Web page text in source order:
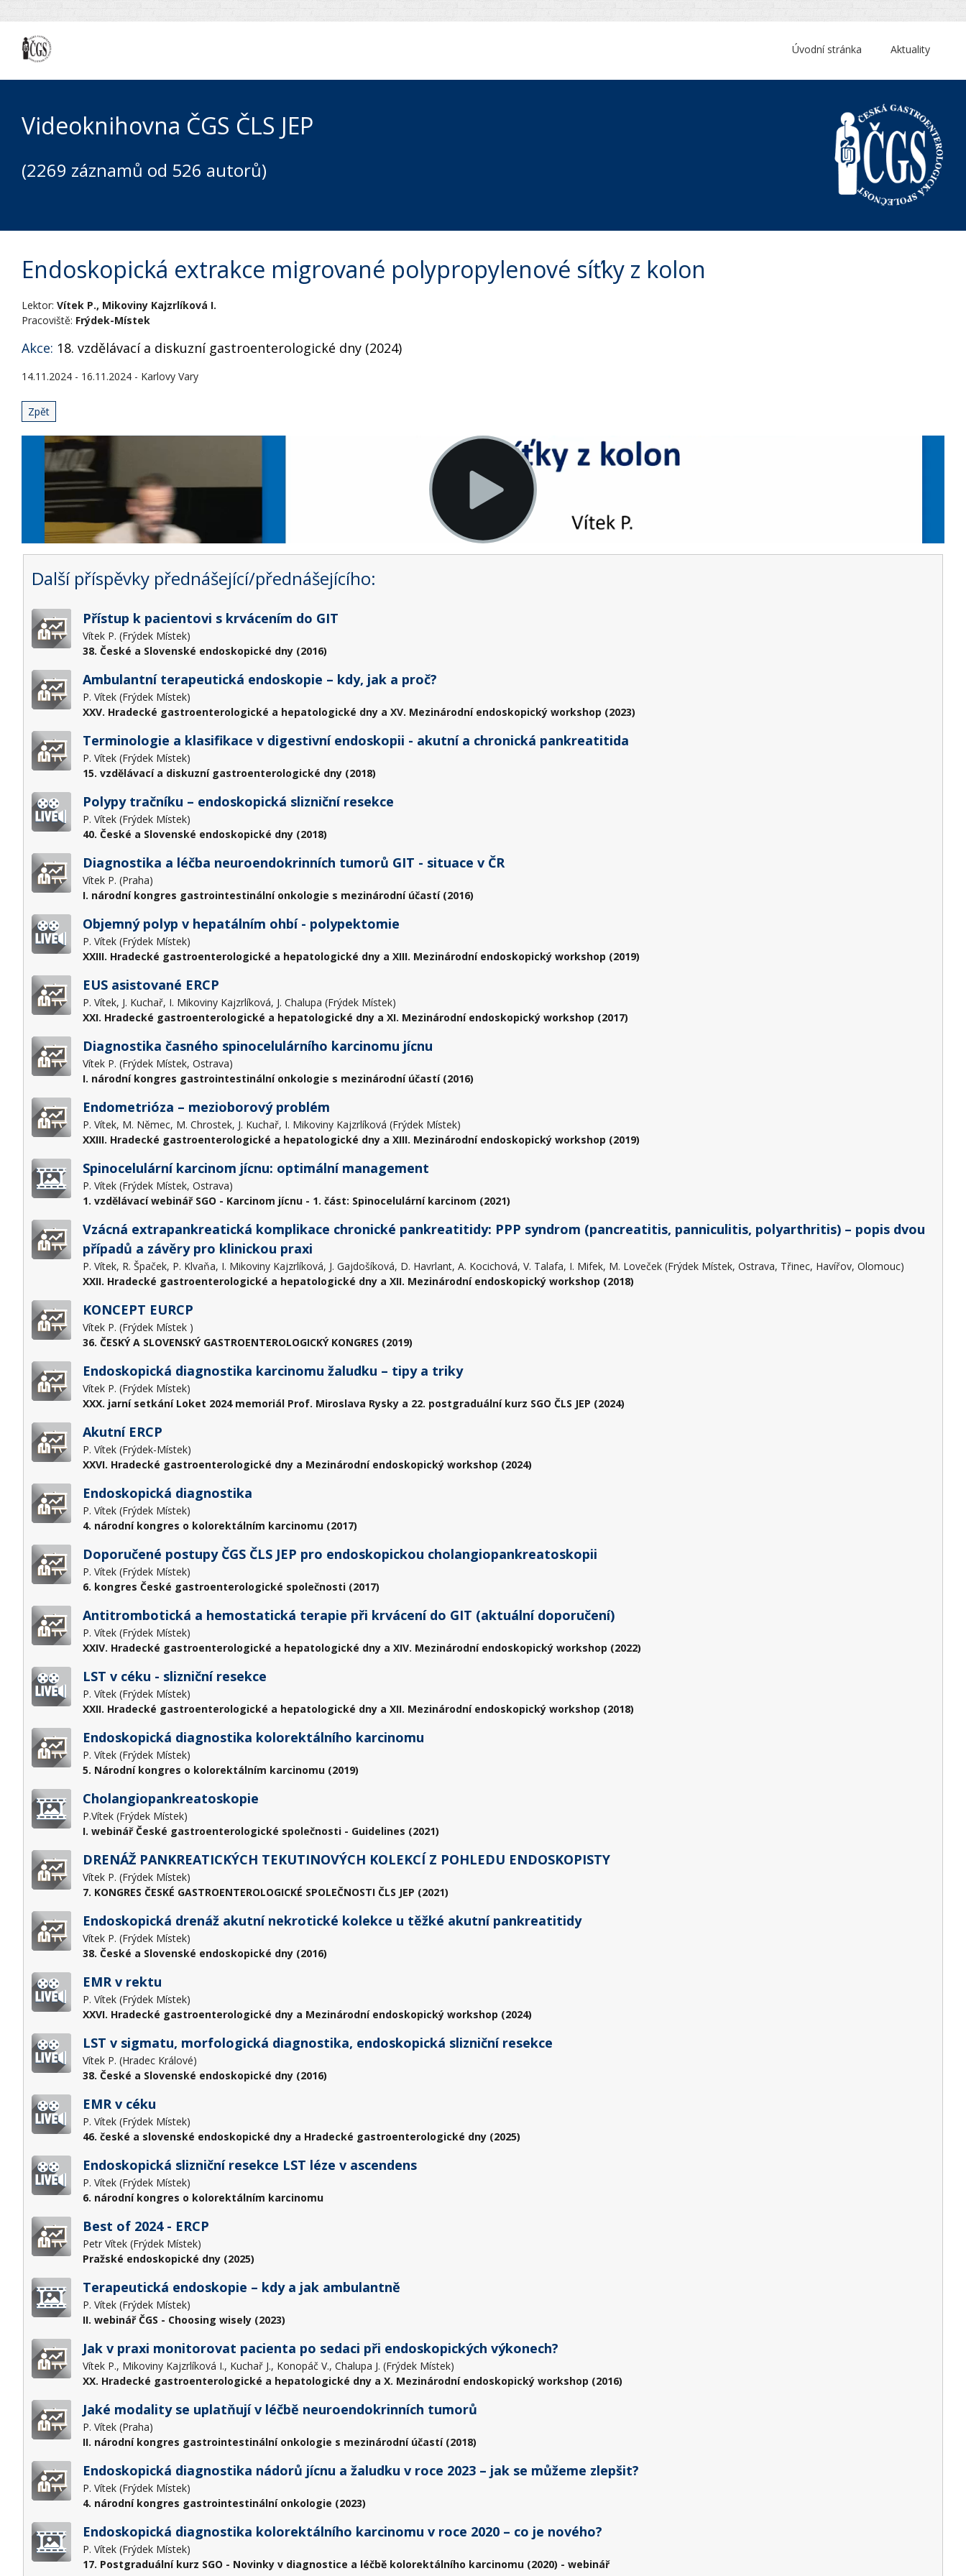
Aktuality
Úvodní stránka
Videoknihovna ČGS ČLS JEP
(2269 záznamů od 526 autorů)
Endoskopická extrakce migrované polypropylenové síťky z kolon
Lektor: Vítek P., Mikoviny Kajzrlíková I.
Pracoviště: Frýdek-Místek
Akce: 18. vzdělávací a diskuzní gastroenterologické dny (2024)
14.11.2024 - 16.11.2024 - Karlovy Vary
Zpět
Další příspěvky přednášející/přednášejícího:
Přístup k pacientovi s krvácením do GIT
Vítek P. (Frýdek Místek)
38. České a Slovenské endoskopické dny (2016)
Ambulantní terapeutická endoskopie – kdy, jak a proč?
P. Vítek (Frýdek Místek)
XXV. Hradecké gastroenterologické a hepatologické dny a XV. Mezinárodní endoskopický workshop (2023)
Terminologie a klasifikace v digestivní endoskopii - akutní a chronická pankreatitida
P. Vítek (Frýdek Místek)
15. vzdělávací a diskuzní gastroenterologické dny (2018)
Polypy tračníku – endoskopická slizniční resekce
P. Vítek (Frýdek Místek)
40. České a Slovenské endoskopické dny (2018)
Diagnostika a léčba neuroendokrinních tumorů GIT - situace v ČR
Vítek P. (Praha)
I. národní kongres gastrointestinální onkologie s mezinárodní účastí (2016)
Objemný polyp v hepatálním ohbí - polypektomie
P. Vítek (Frýdek Místek)
XXIII. Hradecké gastroenterologické a hepatologické dny a XIII. Mezinárodní endoskopický workshop (2019)
EUS asistované ERCP
P. Vítek, J. Kuchař, I. Mikoviny Kajzrlíková, J. Chalupa (Frýdek Místek)
XXI. Hradecké gastroenterologické a hepatologické dny a XI. Mezinárodní endoskopický workshop (2017)
Diagnostika časného spinocelulárního karcinomu jícnu
Vítek P. (Frýdek Místek, Ostrava)
I. národní kongres gastrointestinální onkologie s mezinárodní účastí (2016)
Endometrióza – mezioborový problém
P. Vítek, M. Němec, M. Chrostek, J. Kuchař, I. Mikoviny Kajzrlíková (Frýdek Místek)
XXIII. Hradecké gastroenterologické a hepatologické dny a XIII. Mezinárodní endoskopický workshop (2019)
Spinocelulární karcinom jícnu: optimální management
P. Vítek (Frýdek Místek, Ostrava)
1. vzdělávací webinář SGO - Karcinom jícnu - 1. část: Spinocelulární karcinom (2021)
Vzácná extrapankreatická komplikace chronické pankreatitidy: PPP syndrom (pancreatitis, panniculitis, polyarthritis) – popis dvou
případů a závěry pro klinickou praxi
P. Vítek, R. Špaček, P. Klvaňa, I. Mikoviny Kajzrlíková, J. Gajdošíková, D. Havrlant, A. Kocichová, V. Talafa, I. Mifek, M. Loveček (Frýdek Místek, Ostrava, Třinec, Havířov, Olomouc)
XXII. Hradecké gastroenterologické a hepatologické dny a XII. Mezinárodní endoskopický workshop (2018)
KONCEPT EURCP
Vítek P. (Frýdek Místek )
36. ČESKÝ A SLOVENSKÝ GASTROENTEROLOGICKÝ KONGRES (2019)
Endoskopická diagnostika karcinomu žaludku – tipy a triky
Vítek P. (Frýdek Místek)
XXX. jarní setkání Loket 2024 memoriál Prof. Miroslava Rysky a 22. postgraduální kurz SGO ČLS JEP (2024)
Akutní ERCP
P. Vítek (Frýdek-Místek)
XXVI. Hradecké gastroenterologické dny a Mezinárodní endoskopický workshop (2024)
Endoskopická diagnostika
P. Vítek (Frýdek Místek)
4. národní kongres o kolorektálním karcinomu (2017)
Doporučené postupy ČGS ČLS JEP pro endoskopickou cholangiopankreatoskopii
P. Vítek (Frýdek Místek)
6. kongres České gastroenterologické společnosti (2017)
Antitrombotická a hemostatická terapie při krvácení do GIT (aktuální doporučení)
P. Vítek (Frýdek Místek)
XXIV. Hradecké gastroenterologické a hepatologické dny a XIV. Mezinárodní endoskopický workshop (2022)
LST v céku - slizniční resekce
P. Vítek (Frýdek Místek)
XXII. Hradecké gastroenterologické a hepatologické dny a XII. Mezinárodní endoskopický workshop (2018)
Endoskopická diagnostika kolorektálního karcinomu
P. Vítek (Frýdek Místek)
5. Národní kongres o kolorektálním karcinomu (2019)
Cholangiopankreatoskopie
P.Vítek (Frýdek Místek)
I. webinář České gastroenterologické společnosti - Guidelines (2021)
DRENÁŽ PANKREATICKÝCH TEKUTINOVÝCH KOLEKCÍ Z POHLEDU ENDOSKOPISTY
Vítek P. (Frýdek Místek)
7. KONGRES ČESKÉ GASTROENTEROLOGICKÉ SPOLEČNOSTI ČLS JEP (2021)
Endoskopická drenáž akutní nekrotické kolekce u těžké akutní pankreatitidy
Vítek P. (Frýdek Místek)
38. České a Slovenské endoskopické dny (2016)
EMR v rektu
P. Vítek (Frýdek Místek)
XXVI. Hradecké gastroenterologické dny a Mezinárodní endoskopický workshop (2024)
LST v sigmatu, morfologická diagnostika, endoskopická slizniční resekce
Vítek P. (Hradec Králové)
38. České a Slovenské endoskopické dny (2016)
EMR v céku
P. Vítek (Frýdek Místek)
46. české a slovenské endoskopické dny a Hradecké gastroenterologické dny (2025)
Endoskopická slizniční resekce LST léze v ascendens
P. Vítek (Frýdek Místek)
6. národní kongres o kolorektálním karcinomu
Best of 2024 - ERCP
Petr Vítek (Frýdek Místek)
Pražské endoskopické dny (2025)
Terapeutická endoskopie – kdy a jak ambulantně
P. Vítek (Frýdek Místek)
II. webinář ČGS - Choosing wisely (2023)
Jak v praxi monitorovat pacienta po sedaci při endoskopických výkonech?
Vítek P., Mikoviny Kajzrlíková I., Kuchař J., Konopáč V., Chalupa J. (Frýdek Místek)
XX. Hradecké gastroenterologické a hepatologické dny a X. Mezinárodní endoskopický workshop (2016)
Jaké modality se uplatňují v léčbě neuroendokrinních tumorů
P. Vítek (Praha)
II. národní kongres gastrointestinální onkologie s mezinárodní účastí (2018)
Endoskopická diagnostika nádorů jícnu a žaludku v roce 2023 – jak se můžeme zlepšit?
P. Vítek (Frýdek Místek)
4. národní kongres gastrointestinální onkologie (2023)
Endoskopická diagnostika kolorektálního karcinomu v roce 2020 – co je nového?
P. Vítek (Frýdek Místek)
17. Postgraduální kurz SGO - Novinky v diagnostice a léčbě kolorektálního karcinomu (2020) - webinář